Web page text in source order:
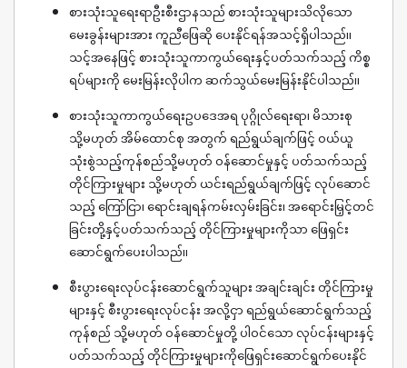
စားသုံးသူရေးရာဦးစီးဌာနသည် စားသုံးသူများသိလိုသော
မေးခွန်းများအား ကူညီဖြေဆို ပေးနိုင်ရန်အသင့်ရှိပါသည်။
သင့်အနေဖြင့် စားသုံးသူကာကွယ်ရေးနှင့်ပတ်သက်သည့် ကိစ္စ
ရပ်များကို မေးမြန်းလိုပါက ဆက်သွယ်မေးမြန်းနိုင်ပါသည်။
စားသုံးသူကာကွယ်ရေးဥပဒေအရ ပုဂ္ဂိုလ်ရေးရာ၊ မိသားစု
သို့မဟုတ် အိမ်ထောင်စု အတွက် ရည်ရွယ်ချက်ဖြင့် ဝယ်ယူ
သုံးစွဲသည့်ကုန်စည်သို့မဟုတ် ဝန်ဆောင်မှုနှင့် ပတ်သက်သည့်
တိုင်ကြားမှုများ သို့မဟုတ် ယင်းရည်ရွယ်ချက်ဖြင့် လုပ်ဆောင်
သည့် ကြော်ငြာ၊ ရောင်းချရန်ကမ်းလှမ်းခြင်း၊ အရောင်းမြှင့်တင်
ခြင်းတို့နှင့်ပတ်သက်သည့် တိုင်ကြားမှုများကိုသာ ဖြေရှင်း
ဆောင်ရွက်ပေးပါသည်။
စီးပွားရေးလုပ်ငန်းဆောင်ရွက်သူများ အချင်းချင်း တိုင်ကြားမှု
များနှင့် စီးပွားရေးလုပ်ငန်း အလို့ငှာ ရည်ရွယ်ဆောင်ရွက်သည့်
ကုန်စည် သို့မဟုတ် ဝန်ဆောင်မှုတို့ ပါဝင်သော လုပ်ငန်းများနှင့်
ပတ်သက်သည့် တိုင်ကြားမှုများကိုဖြေရှင်းဆောင်ရွက်ပေးနိုင်